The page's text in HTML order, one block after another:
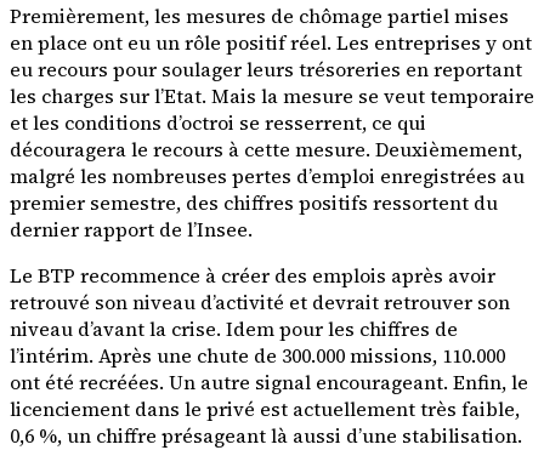
Premièrement, les mesures de chômage partiel mises
en place ont eu un rôle positif réel. Les entreprises y ont
eu recours pour soulager leurs trésoreries en reportant
les charges sur l’Etat. Mais la mesure se veut temporaire
et les conditions d’octroi se resserrent, ce qui
découragera le recours à cette mesure. Deuxièmement,
malgré les nombreuses pertes d’emploi enregistrées au
premier semestre, des chiffres positifs ressortent du
dernier rapport de l’Insee.
Le BTP recommence à créer des emplois après avoir
retrouvé son niveau d’activité et devrait retrouver son
niveau d’avant la crise. Idem pour les chiffres de
l’intérim. Après une chute de 300.000 missions, 110.000
ont été recréées. Un autre signal encourageant. Enfin, le
licenciement dans le privé est actuellement très faible,
0,6 %, un chiffre présageant là aussi d’une stabilisation.